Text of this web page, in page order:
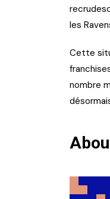
les
Cette
nombre